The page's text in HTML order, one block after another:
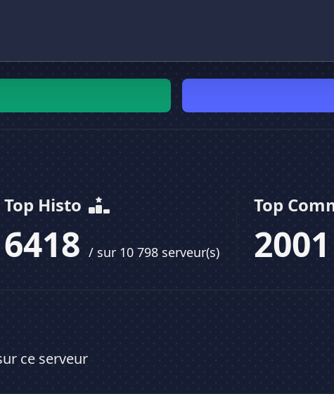
Top Histo
6418 / sur 10 798 serveur(s)
Top
2001
ce serveur